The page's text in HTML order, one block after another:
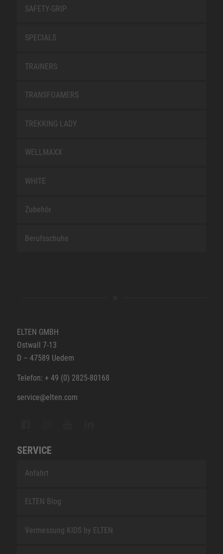
SAFETY-GRIP
SPECIALS
TRAINERS
TRANSFOAMERS
TREKKING LADY
WELLMAXX
WHITE
Zubehör
Berufsschuhe
ELTEN GMBH
Ostwall 7-13
D – 47589 Uedem
Telefon: + 49 (0) 2825-80168
service@elten.com
SERVICE
Anfahrt
ELTEN Blog
Vermessung KIDS by ELTEN